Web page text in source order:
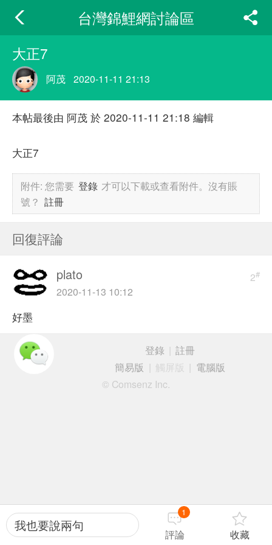
台灣錦鯉網討論區
大正7
阿茂 2020-11-11 21:13
本帖最後由 阿茂 於 2020-11-11 21:18 編輯
大正7
附件:您需要 登錄 才可以下載或查看附件。沒有賬
號？ 註冊
回復評論
2#
plato
2020-11-13 10:12
好墨
我也要說兩句
1
評論 收藏
登錄
註冊
簡易版
觸屏版
電腦版
© Comsenz Inc.